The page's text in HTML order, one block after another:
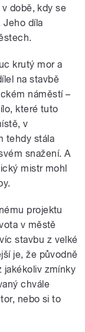
době, kdy se
Jeho díla
krutý mor a
na stavbě
náměstí –
které tuto
v
tehdy stála
snažení. A
mistr mohl
projektu
v městě
stavbu z velké
je, že původně
jakékoliv zmínky
chvále
nebo si to